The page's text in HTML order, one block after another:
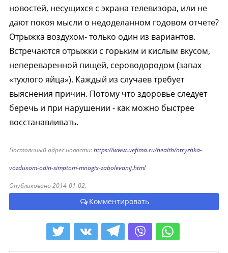
новостей, несущихся с экрана телевизора, или не
дают покоя мысли о недоделанном годовом отчете?
Отрыжка воздухом- только один из вариантов.
Встречаются отрыжки с горьким и кислым вкусом,
непереваренной пищей, сероводородом (запах
«тухлого яйца»). Каждый из случаев требует
выяснения причин. Потому что здоровье следует
беречь и при нарушении - как можно быстрее
восстанавливать.
Постоянный адрес новости:https://www.uefima.ru/health/otryzhka-
vozduxom-odin-simptom-mnogix-zabolevanij.html
Опубликовано 2014-01-02.
Комментировать